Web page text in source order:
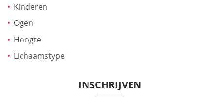
Kinderen
Ogen
Hoogte
Lichaamstype
INSCHRIJVEN